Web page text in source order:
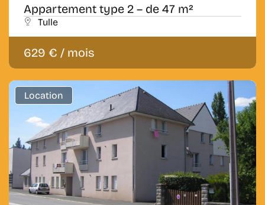
Appartement type 2 – de 47 m²
Tulle
629 € / mois
Location